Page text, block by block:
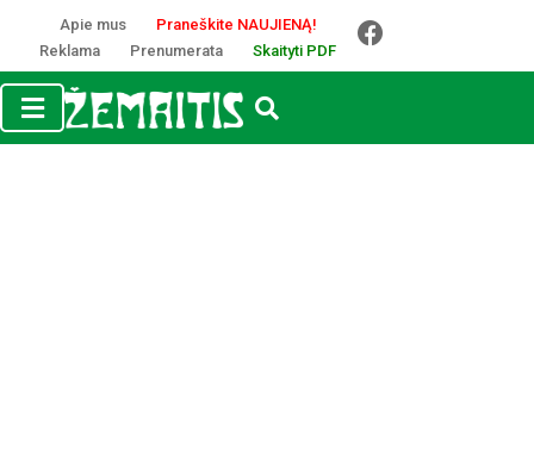
Apie mus
Praneškite NAUJIENĄ!
Reklama
Prenumerata Skaityti PDF